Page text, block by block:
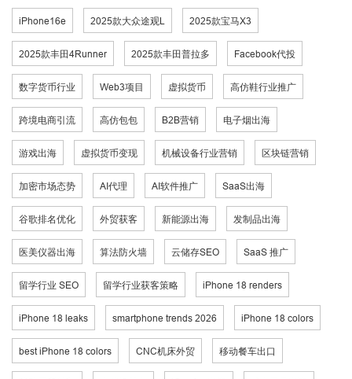
iPhone16e 2025款大众途观L 2025款宝马X3
2025款丰田4Runner 2025款丰田普拉多 Facebook代投
数字货币行业 Web3项目 虚拟货币 高仿鞋行业推广
跨境电商引流 高仿包包 B2B营销 电子烟出海
游戏出海 虚拟货币变现 机械设备行业营销 区块链营销
加密市场态势 AI代理 AI软件推广 SaaS出海
谷歌排名优化 外贸获客 新能源出海 发制品出海
医美仪器出海 算法防火墙 云储存SEO SaaS 推广
留学行业 SEO 留学行业获客策略 iPhone 18 renders
iPhone 18 leaks smartphone trends 2026 iPhone 18 colors
best iPhone 18 colors CNC机床外贸 移动餐车出口